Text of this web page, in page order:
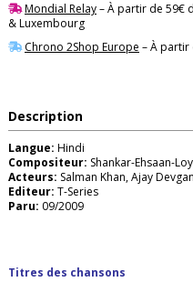
Mondial Relay– À partir de 59€
& Luxembourg
Chrono 2Shop Europe – À partir
Description
Langue: Hindi
Compositeur: Shankar-Ehsaan-Loy
Acteurs: Salman Khan, Ajay
Editeur: T-Series
Paru: 09/2009
Titres des chansons